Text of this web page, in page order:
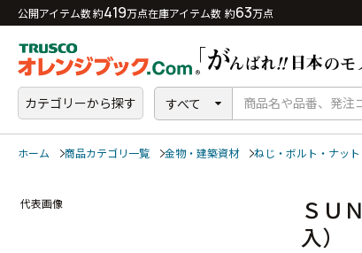
公開アイテム数 約419万点在庫アイテム数 約63万点
カテゴリーから探す すべて
ホーム 商品カテゴリ一覧 金物・建築資材 ねじ・ボルト・ナット
代表画像
ＳＵ
入）